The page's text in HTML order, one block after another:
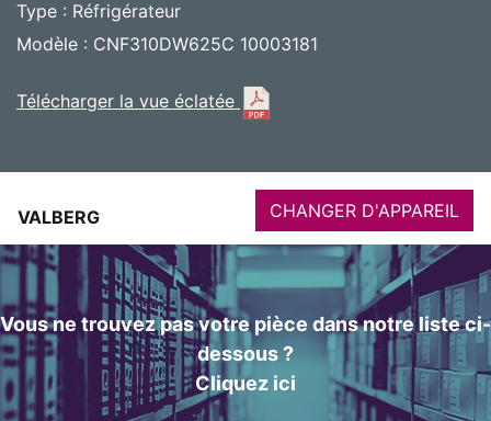
Type : Réfrigérateur
Modèle : CNF310DW625C 10003181
Télécharger la vue éclatée
VALBERG CHANGER D'APPAREIL
Vous ne trouvez pas votre pièce dans notre liste ci-
dessous ?
Cliquez ici